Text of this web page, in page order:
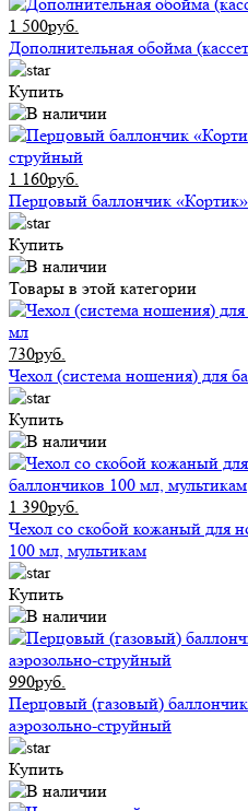
1 500руб.
Дополнительная обойма
Купить
1 160руб.
Перцовый баллончик
Купить
Товары в этой категории
730руб.
Чехол (система ношения) для
Купить
1 390руб.
Чехол со скобой кожаный для
100 мл, мультикам
Купить
990руб.
Перцовый (газовый)
аэрозольно-струйный
Купить